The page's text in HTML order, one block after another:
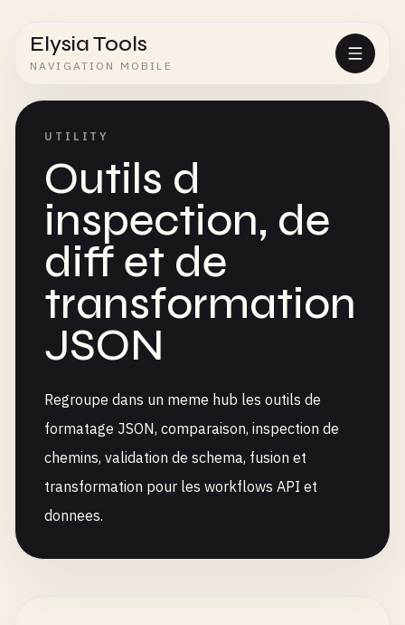
Elysia Tools
NAVIGATION MOBILE
UTILITY
Outils d
inspection, de
diff et de
transformation
JSON
Regroupe dans un meme hub les outils de
formatage JSON, comparaison, inspection de
chemins, validation de schema, fusion et
transformation pour les workflows API et
donnees.